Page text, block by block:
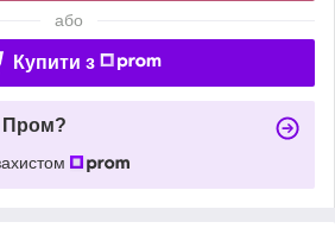
або
Купити з
Пром?